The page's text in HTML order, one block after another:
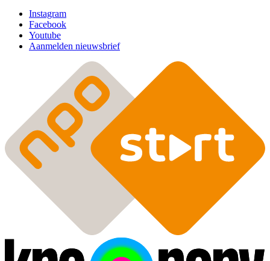
Instagram
Facebook
Youtube
Aanmelden nieuwsbrief